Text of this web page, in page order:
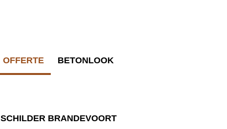
OFFERTE BETONLOOK
SCHILDER BRANDEVOORT